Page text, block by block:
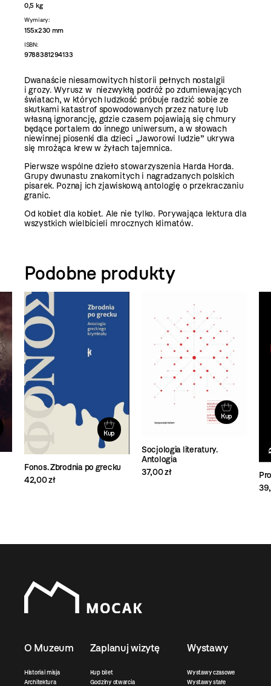
0,5 kg
Wymiary:
155x230 mm
ISBN:
9788381294133
Dwanaście niesamowitych historii pełnych nostalgii
i grozy. Wyrusz w niezwykłą podróż po zdumiewających
światach, w których ludzkość próbuje radzić sobie ze
skutkami katastrof spowodowanych przez naturę lub
własną ignorancję, gdzie czasem pojawiają się chmury
będące portalem do innego uniwersum, a w słowach
niewinnej piosenki dla dzieci „Jaworowi ludzie” ukrywa
się mrożąca krew w żyłach tajemnica.
Pierwsze wspólne dzieło stowarzyszenia Harda Horda.
Grupy dwunastu znakomitych i nagradzanych polskich
pisarek. Poznaj ich zjawiskową antologię o przekraczaniu
granic.
Od kobiet dla kobiet. Ale nie tylko. Porywająca lektura dla
wszystkich wielbicieli mrocznych klimatów.
Podobne produkty
Kup
Fonos. Zbrodnia po grecku
42,00 zł
Kup
Socjologia literatury.
Antologia
37,00 zł
O Muzeum
Historia i misja
Architektura
Zaplanuj wizytę
Kup bilet
Godziny otwarcia
Wystawy
Wystawy czasowe
Wystawy stałe